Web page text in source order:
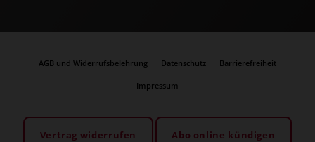
AGB und Widerrufsbelehrung Datenschutz Barrierefreiheit
Impressum
Vertrag widerrufen Abo online kündigen